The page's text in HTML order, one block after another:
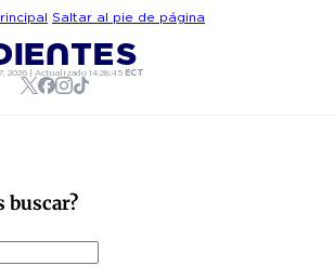
Saltar al pie de página
2026 |Actualizado14:28:45 ECT
buscar?